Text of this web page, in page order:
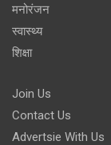
मनोरंजन
स्वास्थ्य
शिक्षा
Join Us
Contact Us
Advertsie With Us